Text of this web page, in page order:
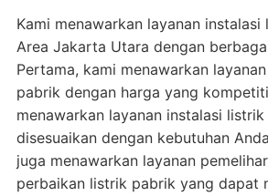
Kami menawarkan layanan
Area Jakarta Utara dengan
Pertama, kami menawarkan
pabrik dengan harga yang
menawarkan layanan instalasi
disesuaikan dengan kebutuhan
juga menawarkan layanan
perbaikan listrik pabrik yang dapat